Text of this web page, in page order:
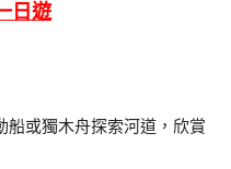
日遊
或獨木舟探索河道，欣賞